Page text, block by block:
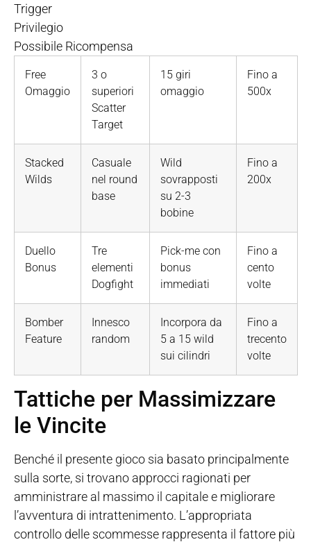
Trigger
Privilegio
Possibile Ricompensa
Free
Omaggio
3 o
superiori
Scatter
Target
15 giri
omaggio
Fino a
500x
Stacked
Wilds
Casuale
nel round
base
Wild
sovrapposti
su 2-3
bobine
Fino a
200x
Duello
Bonus
Tre
elementi
Dogfight
Pick-me con
bonus
immediati
Fino a
cento
volte
Bomber
Feature
Innesco
random
Incorpora da
5 a 15 wild
sui cilindri
Fino a
trecento
volte
Tattiche per Massimizzare
le Vincite
Benché il presente gioco sia basato principalmente
sulla sorte, si trovano approcci ragionati per
amministrare al massimo il capitale e migliorare
l’avventura di intrattenimento. L’appropriata
controllo delle scommesse rappresenta il fattore più